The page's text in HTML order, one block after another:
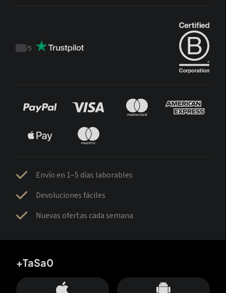
Trustpilot
/5
Envío en 1–5 días laborables
Devoluciones fáciles
Nuevas ofertas cada semana
+TaSa0